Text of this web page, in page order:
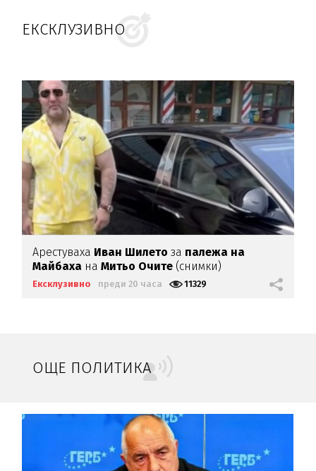
ЕКСКЛУЗИВНО
Арестуваха Иван Шилетоза палежа на
Майбаха наМитьо Очите (снимки)
Ексклузивно преди 20 часа 11329
ОЩЕ ПОЛИТИКА